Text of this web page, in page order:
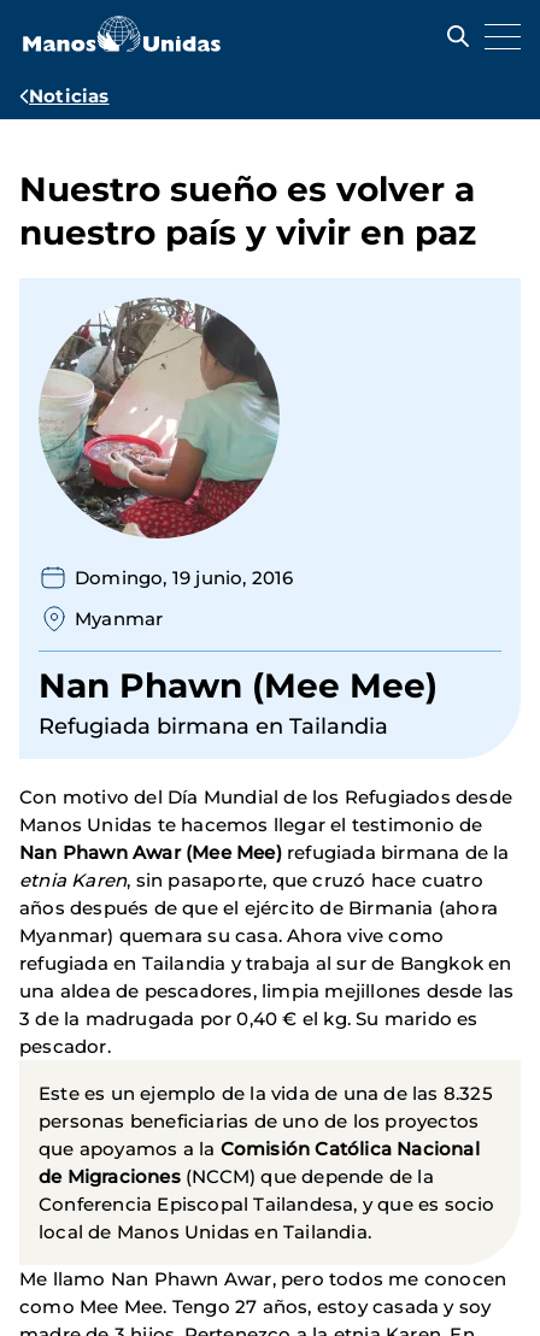
contenido
Ruta
Noticias
Nuestro sueño es volver a
nuestro país y vivir en paz
Domingo, 19 junio, 2016
Myanmar
Nan Phawn (Mee Mee)
Refugiada birmana en Tailandia
Con motivo del Día Mundial de los Refugiados desde
Manos Unidas te hacemos llegar el testimonio de
Nan Phawn Awar (Mee Mee) refugiada birmana de la
etnia Karen, sin pasaporte, que cruzó hace cuatro
años después de que el ejército de Birmania (ahora
Myanmar) quemara su casa. Ahora vive como
refugiada en Tailandia y trabaja al sur de Bangkok en
una aldea de pescadores, limpia mejillones desde las
3 de la madrugada por 0,40 € el kg. Su marido es
pescador.
Este es un ejemplo de la vida de una de las 8.325
personas beneficiarias de uno de los proyectos
que apoyamos a la Comisión Católica Nacional
de Migraciones(NCCM) que depende de la
Conferencia Episcopal Tailandesa, y que es socio
local de Manos Unidas en Tailandia.
Me llamo Nan Phawn Awar, pero todos me conocen
como Mee Mee. Tengo 27 años, estoy casada y soy